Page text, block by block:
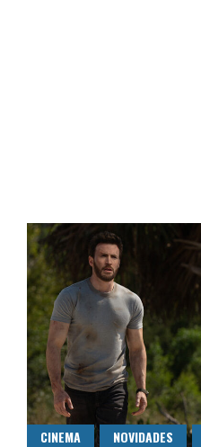
Central Comics
CINEMA NOVIDADES